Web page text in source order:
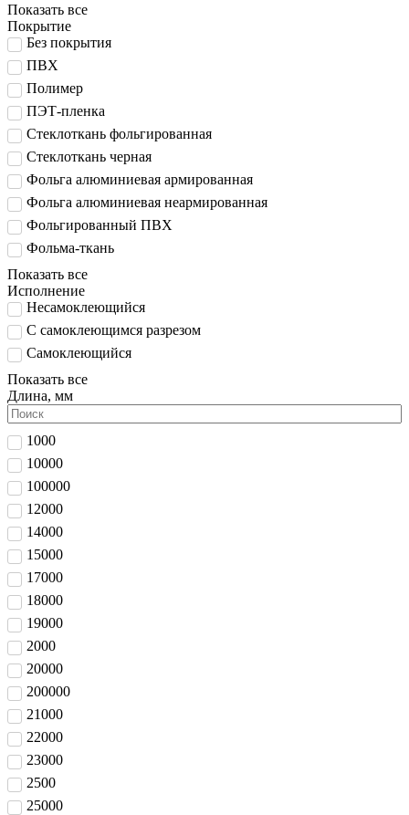
Показать все
Покрытие
Без покрытия
ПВХ
Полимер
ПЭТ-пленка
Стеклоткань фольгированная
Стеклоткань черная
Фольга алюминиевая армированная
Фольга алюминиевая неармированная
Фольгированный ПВХ
Фольма-ткань
Показать все
Исполнение
Несамоклеющийся
С самоклеющимся разрезом
Самоклеющийся
Показать все
Длина, мм
1000
10000
100000
12000
14000
15000
17000
18000
19000
2000
20000
200000
21000
22000
23000
2500
25000